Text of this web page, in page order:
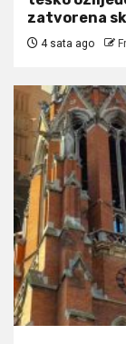
zatvorena
4 sata ago